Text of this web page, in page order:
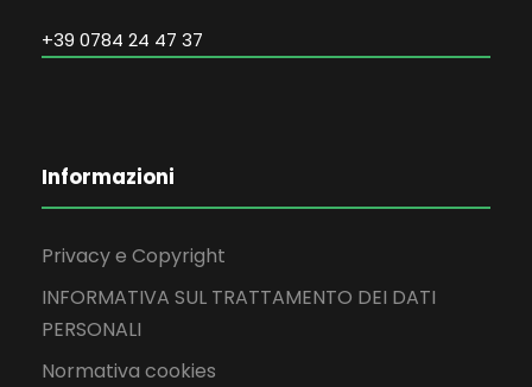
+39 0784 24 47 37
Informazioni
Privacy e Copyright
INFORMATIVA SUL TRATTAMENTO DEI DATI
PERSONALI
Normativa cookies